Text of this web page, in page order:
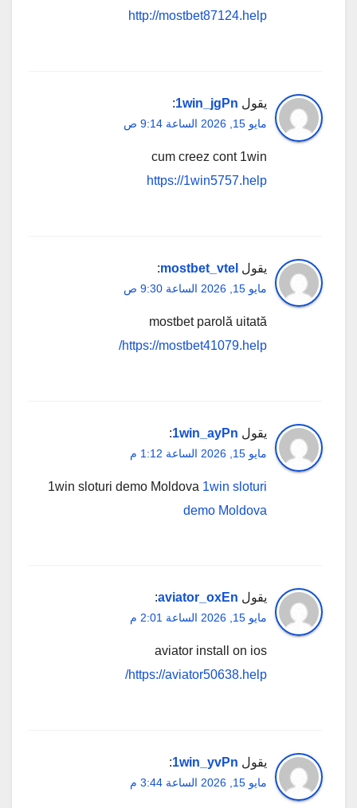
http://mostbet87124.help
يقول 1win_jgPn
:
مايو 15, 2026 الساعة 9:14 ص
cum creez cont 1win
https://1win5757.help
يقول mostbet_vtel
:
مايو 15, 2026 الساعة 9:30 ص
mostbet parolă uitată
https://mostbet41079.help/
يقول 1win_ayPn
:
مايو 15, 2026 الساعة 1:12 م
1win sloturi demo Moldova 1win sloturi
demo Moldova
يقول aviator_oxEn
:
مايو 15, 2026 الساعة 2:01 م
aviator install on ios
https://aviator50638.help/
يقول 1win_yvPn
:
مايو 15, 2026 الساعة 3:44 م